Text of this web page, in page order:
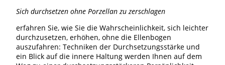
Sich durchsetzen ohne Porzellan zu zerschlagen
erfahren Sie, wie Sie die Wahrscheinlichkeit, sich leichter
durchzusetzen, erhöhen, ohne die Ellenbogen
auszufahren: Techniken der Durchsetzungsstärke und
ein Blick auf die innere Haltung werden Ihnen auf dem